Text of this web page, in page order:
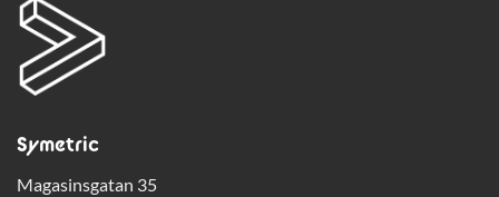
Symetric
Magasinsgatan 35